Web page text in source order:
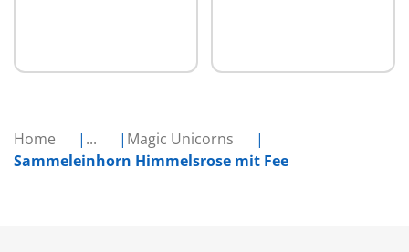
Home ...
Magic Unicorns
Sammeleinhorn Himmelsrose mit Fee